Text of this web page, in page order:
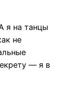
я на танцы
не
— я в